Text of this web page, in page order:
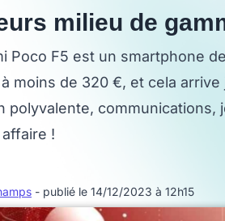
milieu de
Poco F5 est un smartphone
moins de 320 €, et cela
polyvalente,
!
- publié le 14/12/2023 à 12h15